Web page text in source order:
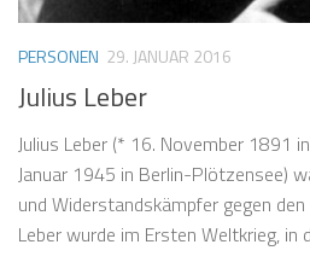
PERSONEN 29. JANUAR 2016
Julius Leber
Julius Leber (* 16. November 1891
Januar 1945 in Berlin-Plötzensee)
und Widerstandskämpfer gegen
Leber wurde im Ersten Weltkrieg, in